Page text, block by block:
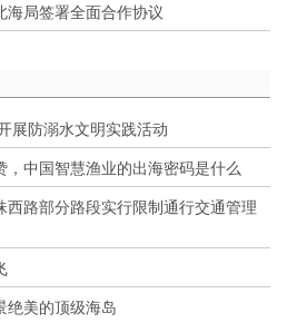
局签署全面合作协议
展防溺水文明实践活动
中国智慧渔业的出海密码是什么
路部分路段实行限制通行交通管理
绝美的顶级海岛